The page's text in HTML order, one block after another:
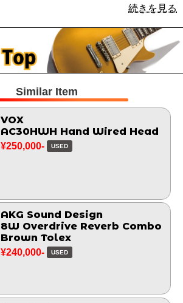
続きを見る
Similar Item
VOX
AC30HWH Hand Wired Head
¥250,000- USED
AKG Sound Design
8W Overdrive Reverb Combo
Brown Tolex
¥240,000- USED